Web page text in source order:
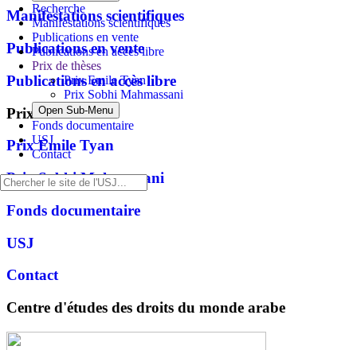
Recherche
Manifestations scientifiques
Publications en vente
Publications en accès libre
Prix de thèses
Prix Emile Tyan
Prix Sobhi Mahmassani
Open Sub-Menu
Fonds documentaire
USJ
Contact
Manifestations scientifiques
Publications en vente
Publications en accès libre
Prix de thèses
Prix Emile Tyan
Prix Sobhi Mahmassani
Fonds documentaire
USJ
Contact
Centre d'études des droits du monde arabe